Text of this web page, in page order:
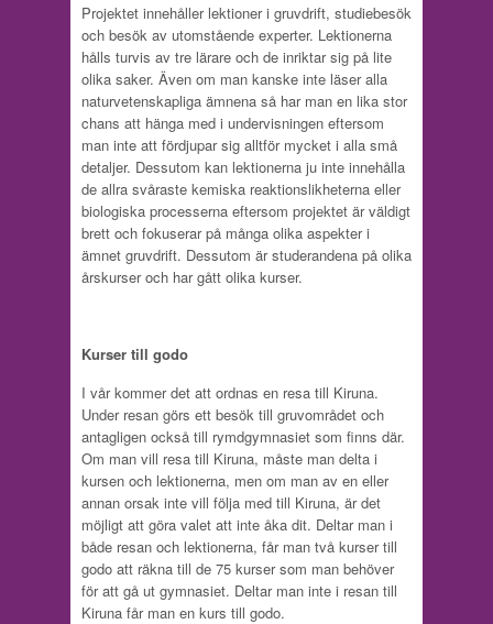
Projektet innehåller lektioner i gruvdrift, studiebesök
och besök av utomstående experter. Lektionerna
hålls turvis av tre lärare och de inriktar sig på lite
olika saker. Även om man kanske inte läser alla
naturvetenskapliga ämnena så har man en lika stor
chans att hänga med i undervisningen eftersom
man inte att fördjupar sig alltför mycket i alla små
detaljer. Dessutom kan lektionerna ju inte innehålla
de allra svåraste kemiska reaktionslikheterna eller
biologiska processerna eftersom projektet är väldigt
brett och fokuserar på många olika aspekter i
ämnet gruvdrift. Dessutom är studerandena på olika
årskurser och har gått olika kurser.
Kurser till godo
I vår kommer det att ordnas en resa till Kiruna.
Under resan görs ett besök till gruvområdet och
antagligen också till rymdgymnasiet som finns där.
Om man vill resa till Kiruna, måste man delta i
kursen och lektionerna, men om man av en eller
annan orsak inte vill följa med till Kiruna, är det
möjligt att göra valet att inte åka dit. Deltar man i
både resan och lektionerna, får man två kurser till
godo att räkna till de 75 kurser som man behöver
för att gå ut gymnasiet. Deltar man inte i resan till
Kiruna får man en kurs till godo.